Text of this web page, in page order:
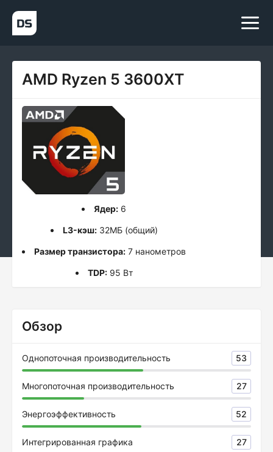
AMD Ryzen 5 3600XT
Ядер: 6
L3-кэш:32МБ (общий)
Размер транзистора: 7 нанометров
TDP:95 Вт
Обзор
Однопоточная производительность 53
Многопоточная производительность 27
Энергоэффективность 52
Интегрированная графика 27